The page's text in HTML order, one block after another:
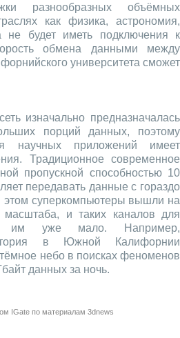
разнообразных объёмных
как физика, астрономия,
не будет иметь подключения к
обмена данными между
университета сможет
изначально предназначалась
порций данных, поэтому
научных приложений имеет
Традиционное современное
пропускной способностью 10
передавать данные с гораздо
суперкомпьютеры вышли на
масштаба, и таких каналов для
им уже мало. Например,
в Южной Калифорнии
небо в поисках феноменов
данных за ночь.
IGate по материалам 3dnews